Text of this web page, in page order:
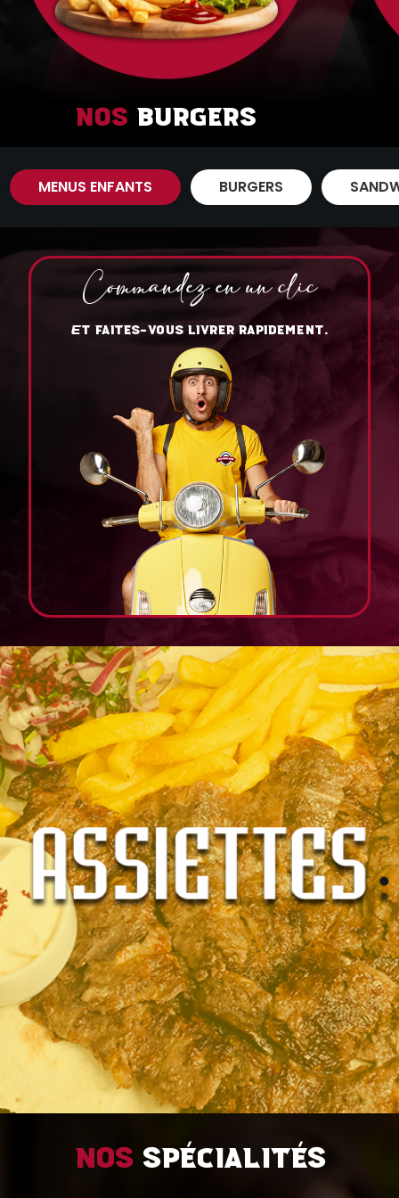
Nos Burgers
MENUS ENFANTS BURGERS
Commandez en un clic
ET FAITES-VOUS LIVRER RAPIDEMENT.
Nosspécialités